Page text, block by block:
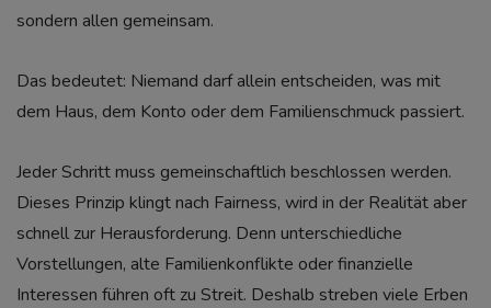
sondern allen gemeinsam.
Das bedeutet: Niemand darf allein entscheiden, was mit
dem Haus, dem Konto oder dem Familienschmuck passiert.
Jeder Schritt muss gemeinschaftlich beschlossen werden.
Dieses Prinzip klingt nach Fairness, wird in der Realität aber
schnell zur Herausforderung. Denn unterschiedliche
Vorstellungen, alte Familienkonflikte oder finanzielle
Interessen führen oft zu Streit. Deshalb streben viele Erben